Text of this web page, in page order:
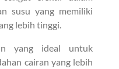
susu yang memiliki
lebih tinggi.
yang ideal untuk
cairan yang lebih